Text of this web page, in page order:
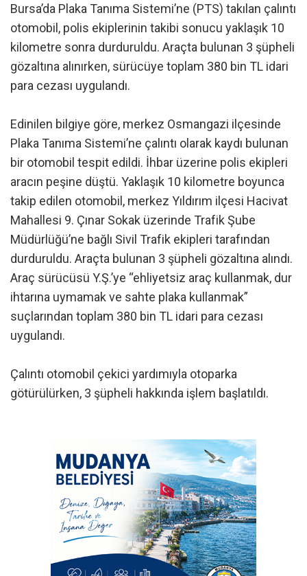
Bursa’da Plaka Tanıma Sistemi’ne (PTS) takılan çalıntı
otomobil, polis ekiplerinin takibi sonucu yaklaşık 10
kilometre sonra durduruldu. Araçta bulunan 3 şüpheli
gözaltına alınırken, sürücüye toplam 380 bin TL idari
para cezası uygulandı.
Edinilen bilgiye göre, merkez Osmangazi ilçesinde
Plaka Tanıma Sistemi’ne çalıntı olarak kaydı bulunan
bir otomobil tespit edildi. İhbar üzerine polis ekipleri
aracın peşine düştü. Yaklaşık 10 kilometre boyunca
takip edilen otomobil, merkez Yıldırım ilçesi Hacivat
Mahallesi 9. Çınar Sokak üzerinde Trafik Şube
Müdürlüğü’ne bağlı Sivil Trafik ekipleri tarafından
durduruldu. Araçta bulunan 3 şüpheli gözaltına alındı.
Araç sürücüsü Y.Ş.’ye “ehliyetsiz araç kullanmak, dur
ihtarına uymamak ve sahte plaka kullanmak”
suçlarından toplam 380 bin TL idari para cezası
uygulandı.
Çalıntı otomobil çekici yardımıyla otoparka
götürülürken, 3 şüpheli hakkında işlem başlatıldı.